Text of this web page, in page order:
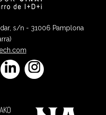
s/n - 31006 Pamplona